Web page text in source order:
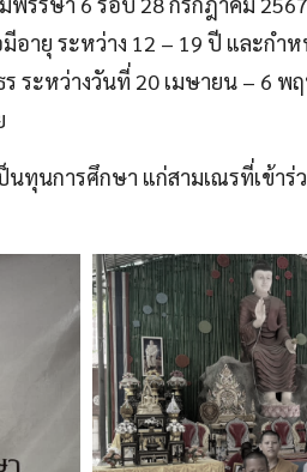
อายุ ระหว่าง 12 – 19 ปี และก
ระหว่างวันที่ 20 เมษายน – 6
ทุนการศึกษา แก่สามเณรที่เข้าร่